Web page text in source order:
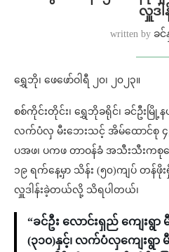
လှူဒါ
written by ခင်
ရွှေဘို၊ ဖေဖော်ဝါရီ ၂၀၊ ၂၀၂၃။
စစ်ကိုင်းတိုင်း၊ ရွှေဘိုခရိုင်၊ ခင်ဦးမ
လက်ပံလှ မီးဘေးသင့် အိမ်ထောင်စု
ပအဖ၊ ပကဖ တာဝန်ခံ အသီးသီးကစုပေ
၁၉ ရက်နေ့မှာ သိန်း (၅၀)ကျပ် တန်ဖို
လှူဒါန်းခဲ့တယ်လို့ သိရပါတယ်၊
“ခင်ဦး လောင်းရှည် ကျေးရွာ
(၃၁၀)နှင့်၊ လက်ပံလှကျေးရွာ